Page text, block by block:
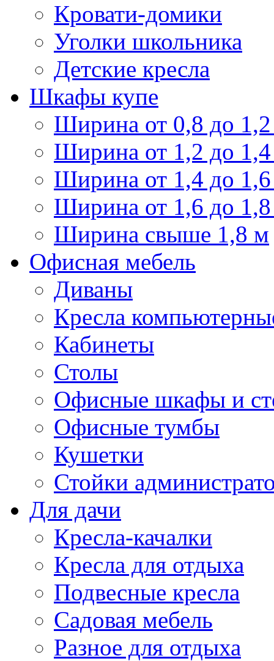
Кровати-домики
Уголки школьника
Детские кресла
Шкафы купе
Ширина от 0,8 до
Ширина от 1,2 до
Ширина от 1,4 до
Ширина от 1,6 до
Ширина свыше 1,8 м
Офисная мебель
Диваны
Кресла
Кабинеты
Столы
Офисные шкафы и
Офисные тумбы
Кушетки
Стойки
Для дачи
Кресла-качалки
Кресла для отдыха
Подвесные кресла
Садовая мебель
Разное для отдыха